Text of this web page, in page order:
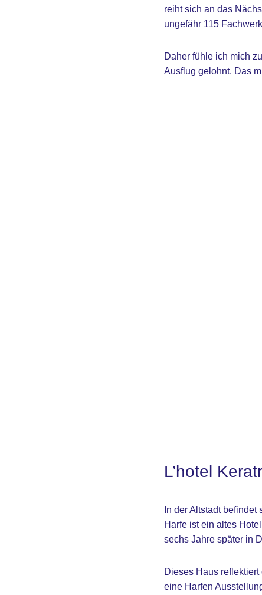
reiht sich an das
ungefähr 115
Daher fühle ich mich
Ausflug gelohnt. Das
L’hotel
In der Altstadt
Harfe ist ein altes
sechs Jahre später in
Dieses Haus
eine Harfen